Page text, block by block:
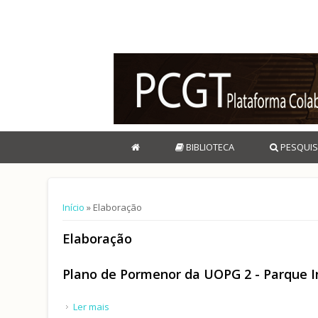
BIBLIOTECA
Está aqui
Início » Elaboração
Elaboração
Plano de Pormenor da UOPG 2 -
Ler mais